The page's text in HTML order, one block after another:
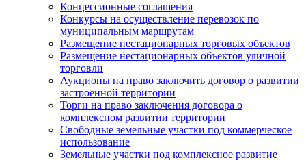
Концессионные соглашения
Конкурсы на осуществление перевозок по
муниципальным маршрутам
Размещение нестационарных торговых объектов
Размещение нестационарных объектов уличной
торговли
Аукционы на право заключить договор о развитии
застроенной территории
Торги на право заключения договора о
комплексном развитии территории
Свободные земельные участки под коммерческое
использование
Земельные участки под комплексное развитие